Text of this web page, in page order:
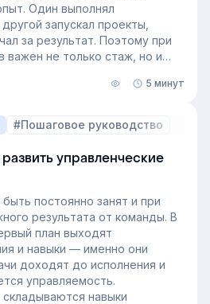
Один выполнял
запускал проекты,
за результат. Поэтому при
важен не только стаж, но и
релевантный опыт работы
почему не всегда стоит
специалистов и как
внутри компании.
5 минут
#Пошаговое руководство
управленческие
постоянно занят и при
результата от команды. В
план выходят
и навыки — именно они
доходят до исполнения и
управляемость.
навыки